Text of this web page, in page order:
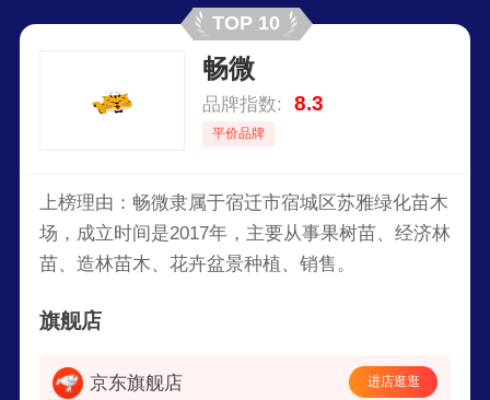
TOP 10
畅微
品牌指数: 8.3
平价品牌
上榜理由：畅微隶属于宿迁市宿城区苏雅绿化苗木
场，成立时间是2017年，主要从事果树苗、经济林
苗、造林苗木、花卉盆景种植、销售。
旗舰店
京东旗舰店 进店逛逛